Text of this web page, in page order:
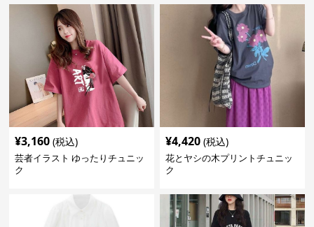
¥3,160 (税込)
芸者イラスト ゆったりチュニッ
ク
¥4,420 (税込)
花とヤシの木プリントチュニッ
ク